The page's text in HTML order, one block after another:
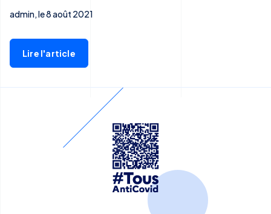
admin, le 8 août 2021
Lire l'article